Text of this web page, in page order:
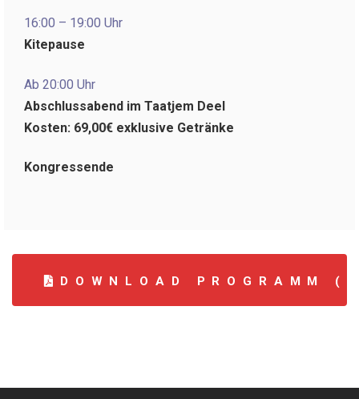
16:00 – 19:00 Uhr
Kitepause
Ab 20:00 Uhr
Abschlussabend im Taatjem Deel
Kosten: 69,00€ exklusive Getränke
Kongressende
DOWNLOAD PROGRAMM